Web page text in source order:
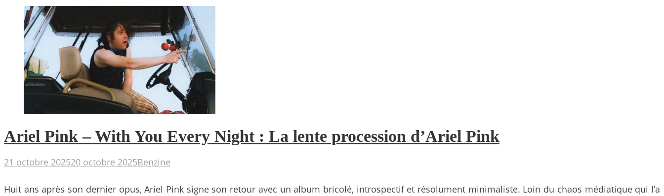
Ariel Pink – With You Every Night : La lente procession d’Ariel Pink
21 octobre 202520 octobre 2025Benzine
Huit ans après son dernier opus, Ariel Pink signe son retour avec un album bricolé, introspectif et résolument minimaliste. Loin du chaos médiatique qui l’a